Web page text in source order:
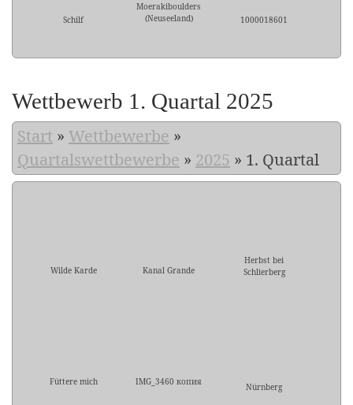
Schilf
Moerakiboulders
(Neuseeland)
1000018601
Wettbewerb 1. Quartal 2025
Start » Wettbewerbe »
Quartalswettbewerbe » 2025 » 1. Quartal
Wilde Karde Kanal Grande
Herbst bei
Schlierberg
Füttere mich IMG_3460 копия Nürnberg